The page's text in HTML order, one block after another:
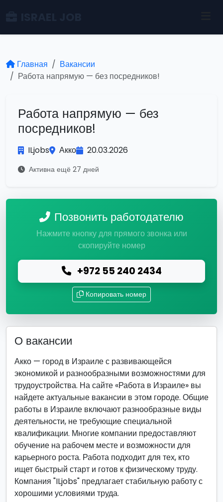
Главная
Вакансии
Работа напрямую — без посредников!
Работа напрямую — без
посредников!
ILjobs Акко 20.03.2026
Активна ещё 27 дней
Позвонить работодателю
Нажмите кнопку для прямого звонка или
скопируйте номер
+972 55 240 2434
Копировать номер
О вакансии
Акко — город в Израиле с развивающейся
экономикой и разнообразными возможностями для
трудоустройства. На сайте «Работа в Израиле» вы
найдете актуальные вакансии в этом городе. Общие
работы в Израиле включают разнообразные виды
деятельности, не требующие специальной
квалификации. Многие компании предоставляют
обучение на рабочем месте и возможности для
карьерного роста. Работа подходит для тех, кто
ищет быстрый старт и готов к физическому труду.
Компания "ILjobs" предлагает стабильную работу с
хорошими условиями труда.